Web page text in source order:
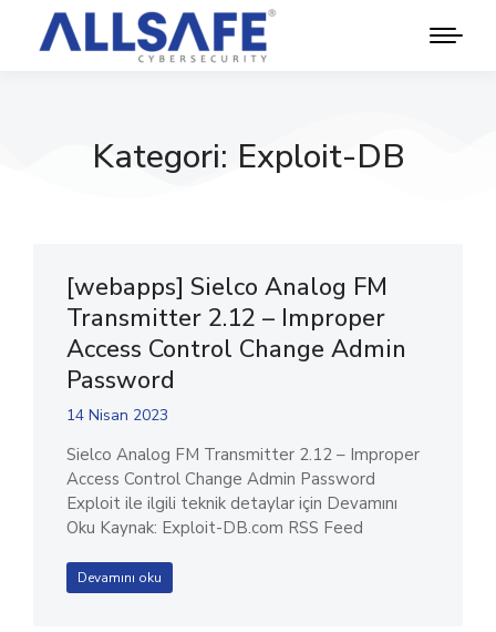
Kategori: Exploit-DB
[webapps] Sielco Analog FM
Transmitter 2.12 – Improper
Access Control Change Admin
Password
14 Nisan 2023
Sielco Analog FM Transmitter 2.12 – Improper
Access Control Change Admin Password
Exploit ile ilgili teknik detaylar için Devamını
Oku Kaynak: Exploit-DB.com RSS Feed
Devamını oku